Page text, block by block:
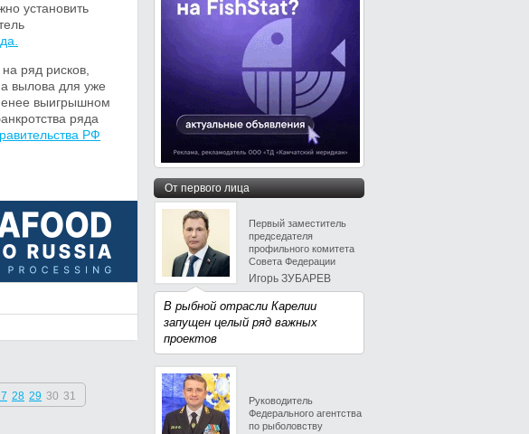
установить
ряд рисков,
вылова для уже
выигрышном
ряда
РФ
28 29 30 31
От первого лица
Первый заместитель
председателя
профильного комитета
Совета Федерации
Игорь ЗУБАРЕВ
В рыбной отрасли Карелии
запущен целый ряд важных
проектов
Руководитель
Федерального агентства
по рыболовству